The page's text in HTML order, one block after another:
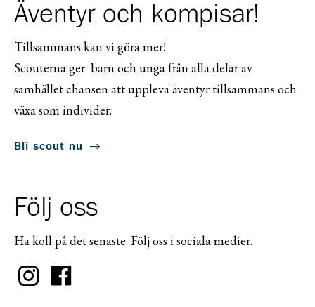
Äventyr och kompisar!
Tillsammans kan vi göra mer!
Scouterna ger barn och unga från alla delar av
samhället chansen att uppleva äventyr tillsammans och
växa som individer.
Bli scout nu
Följ oss
Ha koll på det senaste. Följ oss i sociala medier.